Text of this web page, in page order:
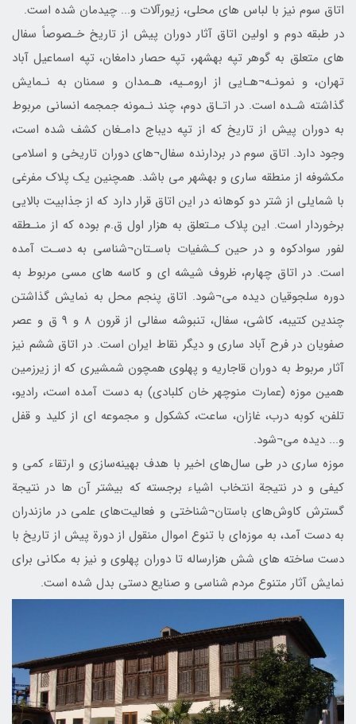
اتاق سوم نیز با لباس های محلی، زیورآلات و... چیدمان شده است.
در طبقه دوم و اولین اتاق آثار دوران پیش از تاریخ خـصوصاً سفال
های متعلق به گوهر تپه بهشهر، تپه حصار دامغان، تپه اسماعیل آباد
تهران، و نمونـه¬هـایی از ارومـیه، هـمدان و سمنان به نـمایش
گذاشته شـده است. در اتـاق دوم، چند نـمونه جمجمه انسانی مربوط
به دوران پیش از تاریخ که از تپه دیباج دامـغان کشف شده است،
وجود دارد. اتاق سوم در بردارنده سفال¬های دوران تاریخی و اسلامی
مکشوفه از منطقه ساری و بهشهر می باشد. همچنین یک پلاک مفرغی
با شمایلی از شتر دو کوهانه در این اتاق قرار دارد که از جذابیت بالایی
برخوردار است. این پلاک مـتعلق به هزار اول ق.م بوده که از منـطقه
لفور سوادکوه و در حین کـشفیات باسـتان¬شناسی به دسـت آمده
است. در اتاق چهارم، ظروف شیشه ای و کاسه های مسی مربوط به
دوره سلجوقیان دیده می¬شود. اتاق پنجم محل به نمایش گذاشتن
چندین کتیبه، کاشی، سفال، تنبوشه سفالی از قرون 8 و 9 ق و عصر
صفویان در فرح آباد ساری و دیگر نقاط ایران است. در اتاق ششم نیز
آثار مربوط به دوران قاجاریه و پهلوی همچون شمشیری که از زیرزمین
همین موزه (عمارت منوچهر خان کلبادی) به دست آمده است، رادیو،
تلفن، کوبه درب، غازان، ساعت، کشکول و مجموعه ای از کلید و قفل
و... دیده می¬شود.
موزه ساری در طی سال‌های اخیر با هدف بهینه‌سازی و ارتقاء کمی و
کیفی و در نتیجة انتخاب اشیاء برجسته که بیشتر آن ها در نتیجة
گسترش کاوش‌های باستان¬شناختی و فعالیت‌های علمی در مازندران
به دست آمد، به موزه‌ای با تنوع اموال منقول از دورة پیش از تاریخ با
دست ساخته های شش هزارساله تا دوران پهلوی و نیز به مکانی برای
نمایش آثار متنوع مردم شناسی و صنایع دستی بدل شده است.